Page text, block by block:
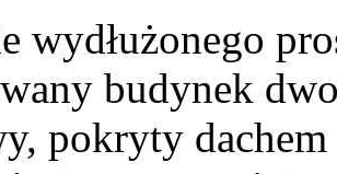
wydłużonego
budynek
pokryty